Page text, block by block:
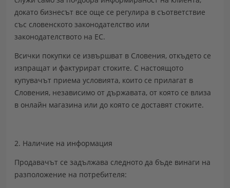
докато бизнесът все още се регулира в съответствие
със словенското законодателство или
законодателството на ЕС.
Всички покупки се извършват в Словения, откъдето се
изпращат и фактурират стоките. С настоящото
купувачът приема условията, които се прилагат в
Словения, независимо от държавата, от която се влиза
в онлайн магазина или до която се доставят стоките.
2. Наличие на информация
Продавачът се задължава следното да бъде винаги на
разположение на потребителя: